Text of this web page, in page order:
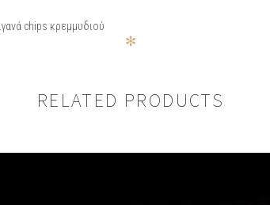
chips κρεμμυδιού
✻
RELATED PRODUCTS